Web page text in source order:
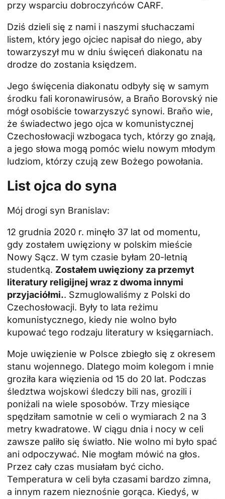
przy wsparciu dobroczyńców CARF.
Dziś dzieli się z nami i naszymi słuchaczami
listem, który jego ojciec napisał do niego, aby
towarzyszył mu w dniu święceń diakonatu na
drodze do zostania księdzem.
Jego święcenia diakonatu odbyły się w samym
środku fali koronawirusów, a Braňo Borovský nie
mógł osobiście towarzyszyć synowi. Braňo wie,
że świadectwo jego ojca w komunistycznej
Czechosłowacji wzbogaca tych, którzy go znają,
a jego słowa mogą pomóc wielu nowym młodym
ludziom, którzy czują zew Bożego powołania.
List ojca do syna
Mój drogi syn Branislav:
12 grudnia 2020 r. minęło 37 lat od momentu,
gdy zostałem uwięziony w polskim mieście
Nowy Sącz. W tym czasie byłam 20-letnią
studentką. Zostałem uwięziony za przemyt
literatury religijnej wraz z dwoma innymi
przyjaciółmi.. Szmuglowaliśmy z Polski do
Czechosłowacji. Były to lata reżimu
komunistycznego, kiedy nie wolno było
kupować tego rodzaju literatury w księgarniach.
Moje uwięzienie w Polsce zbiegło się z okresem
stanu wojennego. Dlatego moim kolegom i mnie
groziła kara więzienia od 15 do 20 lat. Podczas
śledztwa wojskowi śledczy bili nas, grozili i
poniżali na wiele sposobów. Trzy miesiące
spędziłam samotnie w celi o wymiarach 2 na 3
metry kwadratowe. W ciągu dnia i nocy w celi
zawsze paliło się światło. Nie wolno mi było spać
ani odpoczywać. Nie mogłam mówić na głos.
Przez cały czas musiałam być cicho.
Temperatura w celi była czasami bardzo zimna,
a innym razem nieznośnie gorąca. Kiedyś, w